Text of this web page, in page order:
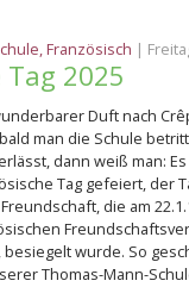
,Französisch |
2025
Duft nach
man die Schule
dann weiß man:
Tag gefeiert, der
die am
besiegelt wurde. So
Thomas-Mann-